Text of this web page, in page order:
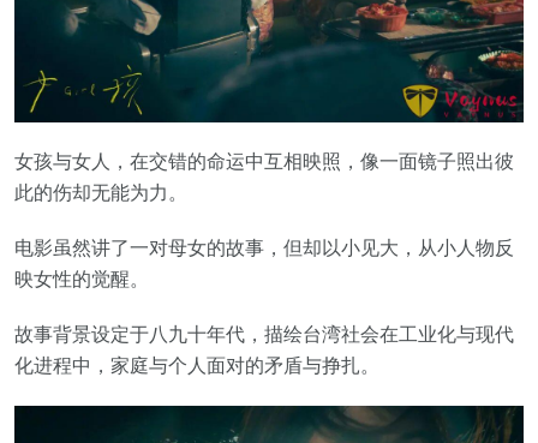
女孩与女人，在交错的命运中互相映照，像一面镜子照出彼
此的伤却无能为力。
电影虽然讲了一对母女的故事，但却以小见大，从小人物反
映女性的觉醒。
故事背景设定于八九十年代，描绘台湾社会在工业化与现代
化进程中，家庭与个人面对的矛盾与挣扎。